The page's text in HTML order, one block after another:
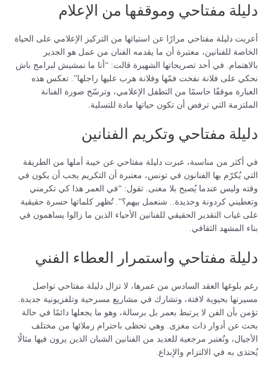
دليلة مفتاحي وموقفها من الإعلام
أعربت دليلة مفتاحي مرارًا عن استيائها من التركيز الإعلامي على الحياة
الخاصة للفنانين، معتبرة أن ما يقدمه الفنان من عمل هو الجدير
بالاهتمام. في أحد تصريحاتها الشهيرة قالت: “أنا ما نمشيش لبرامج باش
نحكي على فلانة نفخت فمّها وفلانة هرب عليها راجلها”. تعكس هذه
العبارة موقفًا حاسمًا من التطفل الإعلامي، وترسّخ صورة الفنانة
الملتزمة التي ترفض أن تكون حياتها مادة للتسلية.
دليلة مفتاحي وتكريم الفنانين
في أكثر من مناسبة، عبرت دليلة مفتاحي عن خيبة أملها من الطريقة
التي يُكرّم بها الفنانون في تونس، معتبرة أن التكريم يجب أن يكون في
وقته وليس عندما يُصبح بلا معنى. تقول: “في العمر هذا كي تكرمني
وتعطيني كردونة وحديدة.. شنعمل بيهم؟”. تُظهر كلماتها حسرة حقيقية
على غياب التقدير الحقيقي للفنانين الأحياء الذين ما زالوا يساهمون في
بناء المشهد الثقافي.
دليلة مفتاحي واستمرار العطاء الفني
رغم بلوغها العقد السادس من عمرها، لا تزال دليلة مفتاحي تواصل
مسيرتها بحيوية لافتة، وتشارك في مشاريع مسرحية وتلفزيونية جديدة.
تؤمن بأن الفن لا يرتبط بعمر بل برسالة، وهو ما يجعلها دائمًا في حالة
بحث عن أدوار ذات مغزى. وهي تحظى باحترام زملائها من مختلف
الأجيال، وتُعتبر مرجعية للعديد من الفنانين الشبان الذين يرون فيها مثالًا
يُحتذى به في الالتزام والإبداع.